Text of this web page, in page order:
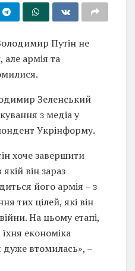
Путін не
але армія та
Зеленський
з медіа у
Укрінформу.
хоче завершити
якій він зараз
його армія – з
тих цілей, які він
На цьому етапі,
економіка
дуже втомилась», –